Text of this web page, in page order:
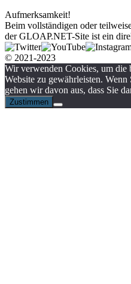
Aufmerksamkeit!
Beim vollständigen oder
der GLOAP.NET-Site ist ein
© 2021-2023
Wir verwenden Cookies, um die
Website zu gewährleisten.
gehen wir davon aus, dass Sie
Zustimmen